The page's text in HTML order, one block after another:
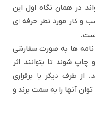
در همان نگاه اول این
و کار مورد نظر حرفه ای
است.
ها به صورت سفارشی
شوند تا بتوانند اثر
از طرف دیگر با برقراری
آنها را به سمت برند و